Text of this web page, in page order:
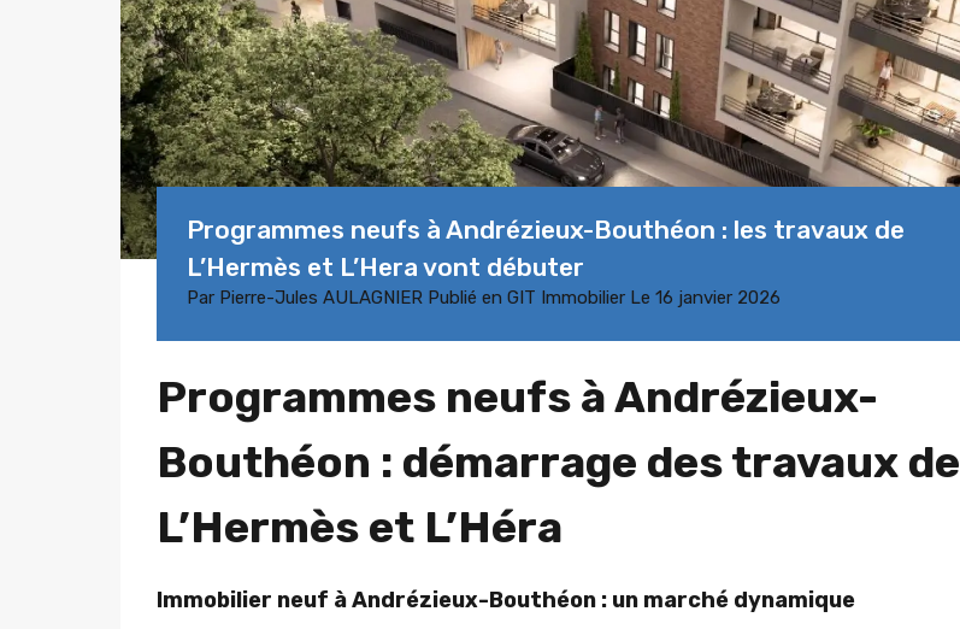
Programmes neufs à Andrézieux-Bouthéon : les travaux de
L’Hermès et L’Hera vont débuter
Par Pierre-Jules AULAGNIER Publié en GIT Immobilier Le 16 janvier 2026
Programmes neufs à Andrézieux-
Bouthéon : démarrage des travaux de
L’Hermès et L’Héra
Immobilier neuf à Andrézieux-Bouthéon : un marché dynamique